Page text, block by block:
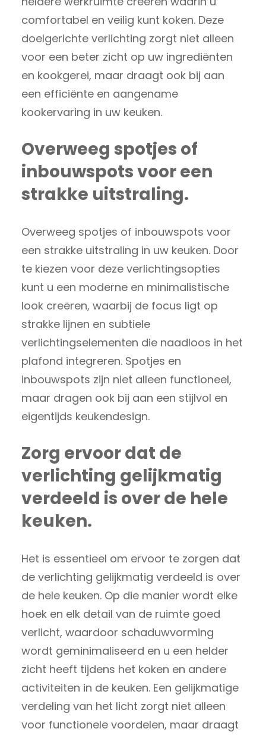
comfortabel en veilig kunt koken. Deze
doelgerichte verlichting zorgt niet alleen
voor een beter zicht op uw ingrediënten
en kookgerei, maar draagt ook bij aan
een efficiënte en aangename
kookervaring in uw keuken.
Overweeg spotjes of
inbouwspots voor een
strakke uitstraling.
Overweeg spotjes of inbouwspots voor
een strakke uitstraling in uw keuken. Door
te kiezen voor deze verlichtingsopties
kunt u een moderne en minimalistische
look creëren, waarbij de focus ligt op
strakke lijnen en subtiele
verlichtingselementen die naadloos in het
plafond integreren. Spotjes en
inbouwspots zijn niet alleen functioneel,
maar dragen ook bij aan een stijlvol en
eigentijds keukendesign.
Zorg ervoor dat de
verlichting gelijkmatig
verdeeld is over de hele
keuken.
Het is essentieel om ervoor te zorgen dat
de verlichting gelijkmatig verdeeld is over
de hele keuken. Op die manier wordt elke
hoek en elk detail van de ruimte goed
verlicht, waardoor schaduwvorming
wordt geminimaliseerd en u een helder
zicht heeft tijdens het koken en andere
activiteiten in de keuken. Een gelijkmatige
verdeling van het licht zorgt niet alleen
voor functionele voordelen, maar draagt